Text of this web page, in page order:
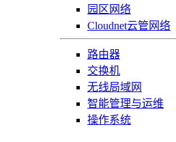
园区网络
Cloudnet云管网络
路由器
交换机
无线局域网
智能管理与运维
操作系统